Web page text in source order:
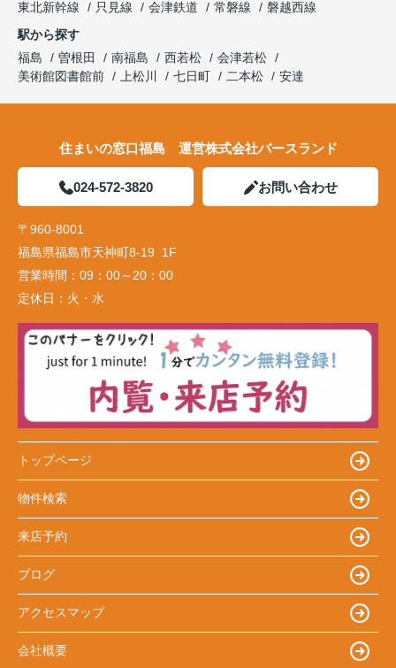
東北新幹線
只見線 会津鉄道 常磐線
磐越西線
駅から探す
福島
曽根田 南福島 西若松
会津若松
美術館図書館前
上松川 七日町 二本松 安達
住まいの窓口福島 運営株式会社バースランド
024-572-3820 お問い合わせ
〒960-8001
福島県福島市天神町8-19 1F
営業時間： 09：00～20：00
定休日： 火・水
トップページ
物件検索
来店予約
ブログ
アクセスマップ
会社概要